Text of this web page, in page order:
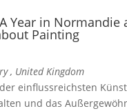
Year in Normandie
Painting
, United Kingdom
einflussreichsten
und das